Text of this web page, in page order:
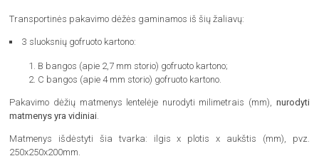
Transportinės pakavimo dėžės gaminamos iš šių žaliavų:
3 sluoksnių gofruoto kartono:
B bangos (apie 2,7 mm storio) gofruoto kartono;
C bangos (apie 4 mm storio) gofruoto kartono.
Pakavimo dėžių matmenys lentelėje nurodyti milimetrais (mm), nurodyti
matmenys yra vidiniai.
Matmenys išdėstyti šia tvarka: ilgis x plotis x aukštis (mm), pvz.
250x250x200mm.